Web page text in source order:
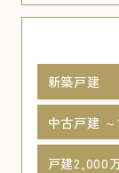
新築戸建
中古戸建
戸建2,000